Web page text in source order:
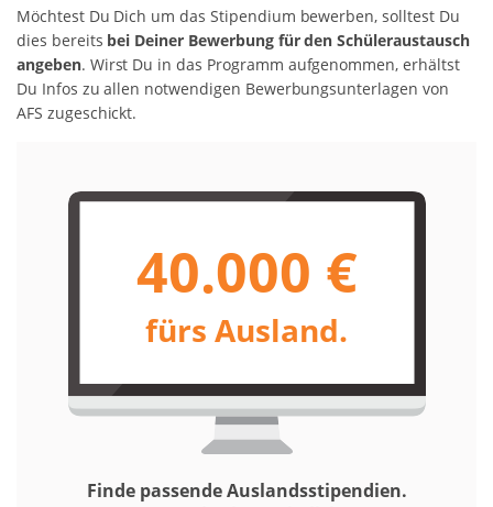
Möchtest Du Dich um das Stipendium bewerben, solltest Du
dies bereits bei Deiner Bewerbung für den Schüleraustausch
angeben. Wirst Du in das Programm aufgenommen, erhältst
Du Infos zu allen notwendigen Bewerbungsunterlagen von
AFS zugeschickt.
40.000 €
fürs Ausland.
Finde passende Auslandsstipendien.